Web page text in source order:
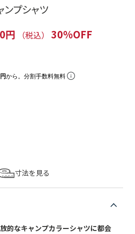
プシャツ
円 （税込）
30%OFF
から。分割手数料無料
寸法を見る
的なキャンプカラーシャツに都会